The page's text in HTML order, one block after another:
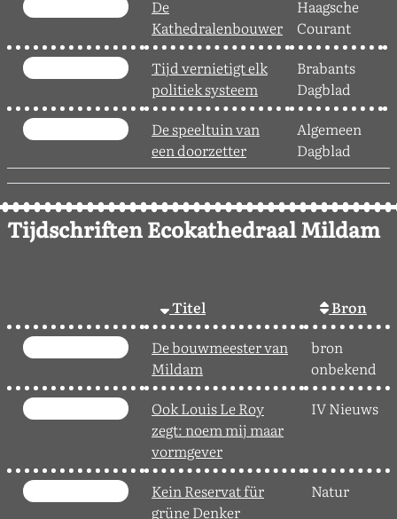
De
Kathedralenbouwer
Haagsche
Courant
Tijd vernietigt elk
politiek systeem
Brabants
Dagblad
De speeltuin van
een doorzetter
Algemeen
Dagblad
Tijdschriften Ecokathedraal Mildam
Titel
Bron
De bouwmeester van
Mildam
bron
onbekend
Ook Louis Le Roy
zegt: noem mij maar
vormgever
IV Nieuws
Kein Reservat für
grüne Denker
Natur